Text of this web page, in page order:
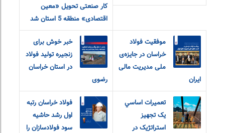
کار صنعتی تحویل «معین
اقتصادی» منطقه 5 استان شد
موفقیت فولاد
خراسان در جایزه‌ی
ملی مدیریت مالی
ایران
خبر خوش برای
زنجیره تولید فولاد
در استان خراسان
رضوی
تعميرات اساسي
يک تجهيز
استراتژيک در
فولاد خراسان رتبه
اول رشد حاشیه
سود فولادسازان را